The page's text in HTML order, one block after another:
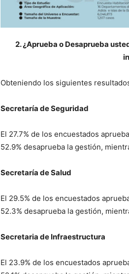
2. ¿Aprueba o Desaprueba
Obteniendo los siguientes
Secretaría de Seguridad
El 27.7% de los encuestados
52.9% desaprueba la gestión,
Secretaría de Salud
El 29.5% de los encuestados
52.3% desaprueba la gestión,
Secretaria de Infraestructura
El 23.9% de los encuestados